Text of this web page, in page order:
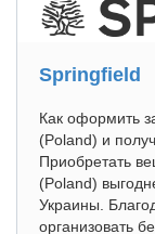
Springfield
Как оформить
(Poland) и
Приобретать
(Poland)
Украины.
организовать